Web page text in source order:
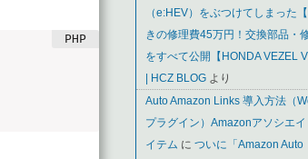
（e:HEV）をぶつけてしまった
きの修理費45万円！交換部品・
をすべて公開【HONDA VEZEL
| HCZ BLOG より
Auto Amazon Links 導入方法（
プラグイン）Amazonアソシエイ
イテム に ついに「Amazon Auto